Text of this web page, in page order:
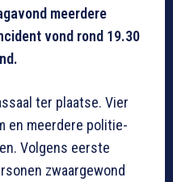
meerdere
vond rond 19.30
ter plaatse. Vier
en meerdere politie-
Volgens eerste
zwaargewond